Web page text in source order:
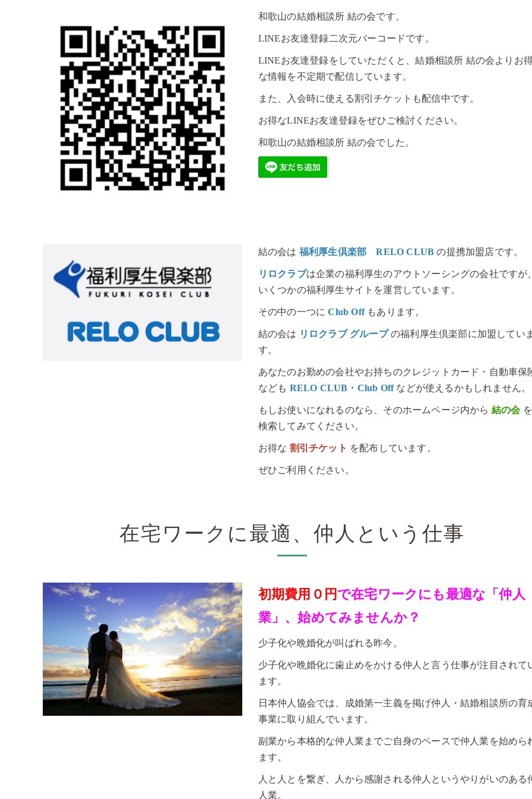
和歌山の結婚相談所 結の会です。
LINEお友達登録二次元バーコードです。
LINEお友達登録をしていただくと、結婚相談所 結の会よりお
な情報を不定期で配信しています。
また、入会時に使える割引チケットも配信中です。
お得なLINEお友達登録をぜひご検討ください。
和歌山の結婚相談所 結の会でした。
結の会は 福利厚生倶楽部 RELO CLUB の提携加盟店です。
リロクラブは企業の福利厚生のアウトソーシングの会社ですが、
いくつかの福利厚生サイトを運営しています。
その中の一つにClub Offもあります。
結の会は リロクラブ グループの福利厚生倶楽部に加盟していま
す。
あなたのお勤めの会社やお持ちのクレジットカード・自動車保
なども RELO CLUB・Club Offなどが使えるかもしれません。
もしお使いになれるのなら、そのホームページ内から 結の会 を
検索してみてください。
お得な 割引チケット を配布しています。
ぜひご利用ください。
在宅ワークに最適、仲人という仕事
初期費用０円 で在宅ワークにも最適な「仲人
業」、始めてみませんか？
少子化や晩婚化が叫ばれる昨今。
少子化や晩婚化に歯止めをかける仲人と言う仕事が注目されて
ます。
日本仲人協会では、成婚第一主義を掲げ仲人・結婚相談所の育
事業に取り組んでいます。
副業から本格的な仲人業までご自身のペースで仲人業を始めら
ます。
人と人とを繋ぎ、人から感謝される仲人というやりがいのある
人業。